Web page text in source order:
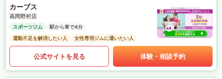
カーブス
高岡野村店
スポーツジム
駅から車で4分
運動不足を解消したい人
女性専用ジムに通いたい人
公式サイトを見る 体験・相談予約